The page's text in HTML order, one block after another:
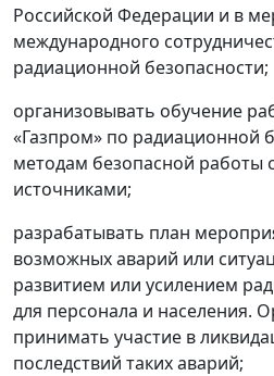
Российской Федерации и в
международного
радиационной безопасности;
организовывать обучение
«Газпром» по радиационной
методам безопасной работы
источниками;
разрабатывать план
возможных аварий или
развитием или усилением
для персонала и населения.
принимать участие в
последствий таких аварий;